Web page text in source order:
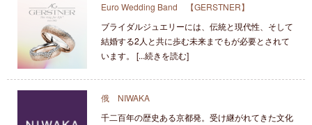
Euro Wedding Band 【GERSTNER】
ブライダルジュエリーには、伝統と現代性、そして
結婚する2人と共に歩む未来までもが必要とされて
います。 [...続きを読む]
俄 NIWAKA
千二百年の歴史ある京都発。受け継がれてきた文化